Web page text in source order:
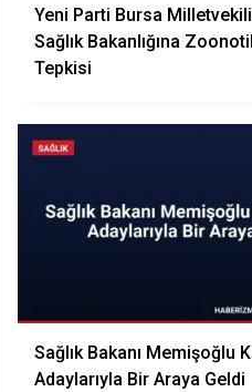
Yeni Parti Bursa Milletvekili
Sağlık Bakanlığına
Tepkisi
Sağlık Bakanı Memişoğlu
Adaylarıyla Bir Araya Geldi